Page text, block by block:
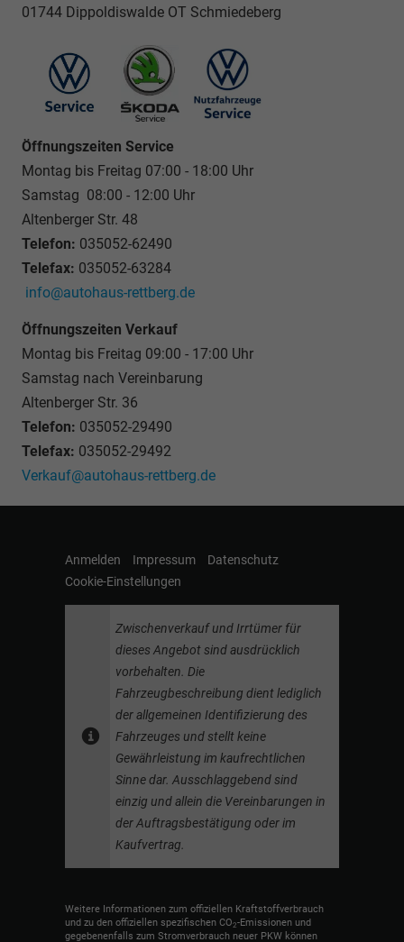
01744 Dippoldiswalde OT Schmiedeberg
Öffnungszeiten Service
Montag bis Freitag 07:00 - 18:00 Uhr
Samstag 08:00 - 12:00 Uhr
Altenberger Str. 48
Telefon: 035052-62490
Telefax: 035052-63284
info@autohaus-rettberg.de
Öffnungszeiten Verkauf
Montag bis Freitag 09:00 - 17:00 Uhr
Samstag nach Vereinbarung
Altenberger Str. 36
Telefon: 035052-29490
Telefax: 035052-29492
Verkauf@autohaus-rettberg.de
Anmelden Impressum
Datenschutz
Cookie-Einstellungen
Zwischenverkauf und Irrtümer für
dieses Angebot sind ausdrücklich
vorbehalten. Die
Fahrzeugbeschreibung dient lediglich
der allgemeinen Identifizierung des
Fahrzeuges und stellt keine
Gewährleistung im kaufrechtlichen
Sinne dar. Ausschlaggebend sind
einzig und allein die Vereinbarungen in
der Auftragsbestätigung oder im
Kaufvertrag.
Weitere Informationen zum offiziellen Kraftstoffverbrauch
und zu den offiziellen spezifischen CO2-Emissionen und
gegebenenfalls zum Stromverbrauch neuer PKW können